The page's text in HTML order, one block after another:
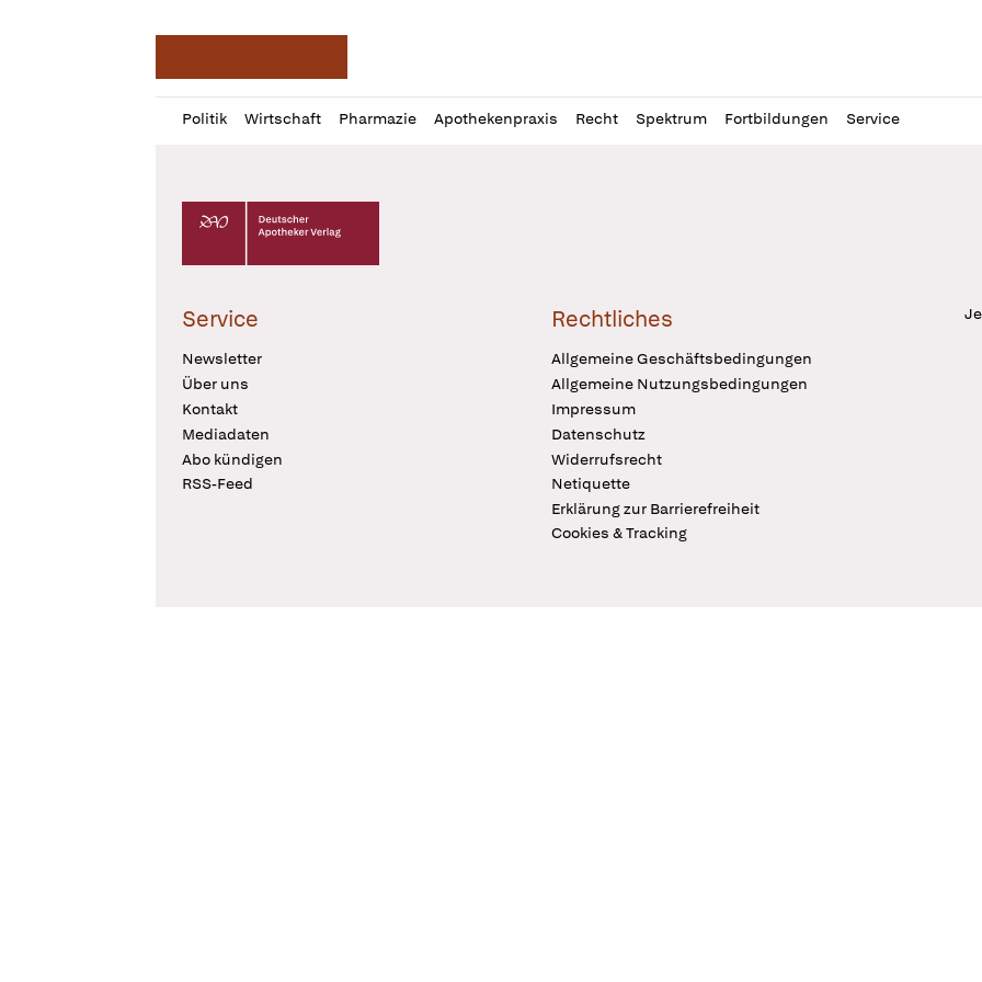
Politik Wirtschaft Pharmazie Apothekenpraxis Recht Spektrum Fortbildungen Service
Profil
öffnen
Daz
Pur
Deutscher Apotheker Verlag Logo
Service
Newsletter
Über uns
Kontakt
Mediadaten
Abo kündigen
RSS-Feed
Rechtliches
Allgemeine Geschäftsbedingungen
Allgemeine Nutzungsbedingungen
Impressum
Datenschutz
Widerrufsrecht
Netiquette
Erklärung zur Barrierefreiheit
Cookies & Tracking